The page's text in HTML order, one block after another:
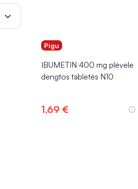
Pigu
IBUMETIN 400 mg plėvele
dengtos tabletės N10
1,69 €